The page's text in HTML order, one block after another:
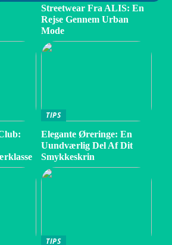
Streetwear Fra ALIS: En
Rejse Gennem Urban
Mode
TIPS
Elegante Øreringe: En
Uundværlig Del Af Dit
Smykkeskrin
TIPS